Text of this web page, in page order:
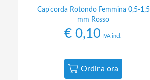
Capicorda Rotondo Femmina 0,5-1,5
mm Rosso
€ 0,10 IVA incl.
Ordina ora